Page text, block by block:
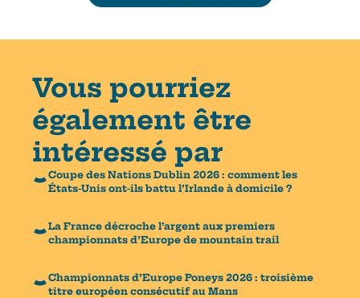
Vous pourriez
également être
intéressé par
Coupe des Nations Dublin 2026 : comment les
États-Unis ont-ils battu l’Irlande à domicile ?
La France décroche l’argent aux premiers
championnats d’Europe de mountain trail
Championnats d’Europe Poneys 2026 : troisième
titre européen consécutif au Mans